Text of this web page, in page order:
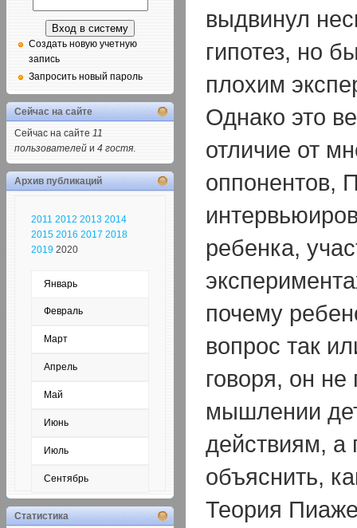
выдвинул
гипотез, но
плохим
Однако это
отличие от
оппонентов,
ребенка,
почему
вопрос так
говоря, он не
мышлении
действиям, а
объяснить,
Теория
Создать новую учетную
запись
Запросить новый пароль
Сейчас на сайте
Сейчас на сайте 11
пользователей и 4 гостя.
Архив публикаций
2011 2012 2013 2014
2015 2016 2017 2018
2019 2020
Январь
Февраль
Март
Апрель
Май
Июнь
Июль
Сентябрь
Статистика